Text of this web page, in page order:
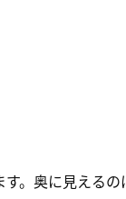
。奥に見えるの